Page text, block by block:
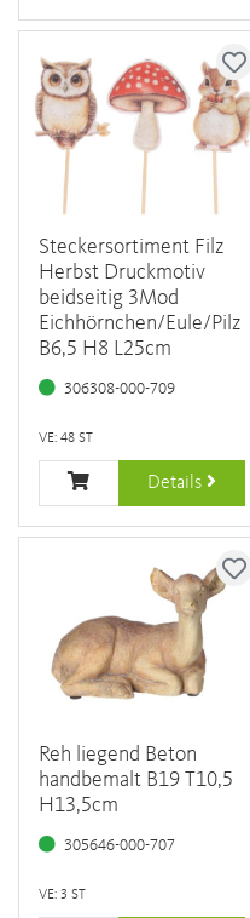
Steckersortiment Filz
Herbst Druckmotiv
beidseitig 3Mod
Eichhörnchen/Eule/Pilz
B6,5 H8 L25cm
306308-000-709
VE: 48 ST
Details
Reh liegend Beton
handbemalt B19 T10,5
H13,5cm
305646-000-707
VE: 3 ST